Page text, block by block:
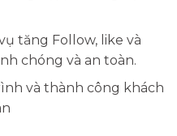
tăng Follow, like và
chóng và an toàn.
và thành công khách